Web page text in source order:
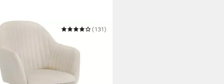
(131)